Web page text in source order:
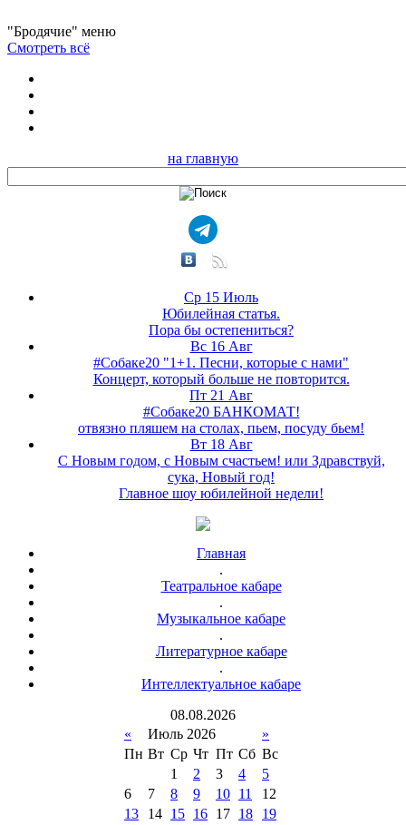
"Бродячие" меню
Смотреть всё
на главную
Ср 15 Июль
Юбилейная статья.
Пора бы остепениться?
Вс 16 Авг
#Собаке20 "1+1. Песни, которые с нами"
Концерт, который больше не повторится.
Пт 21 Авг
#Собаке20 БАНКОМАТ!
отвязно пляшем на столах, пьем, посуду бьем!
Вт 18 Авг
С Новым годом, с Новым счастьем! или Здравствуй,
сука, Новый год!
Главное шоу юбилейной недели!
Главная
.
Театральное кабаре
.
Музыкальное кабаре
.
Литературное кабаре
.
Интеллектуальное кабаре
08.08.2026
«
Июль 2026
»
Пн Вт Ср Чт Пт Сб Вс
1
2 3 4
5
6
7 8 9 10 11
12
13
14 15 16 17 18
19